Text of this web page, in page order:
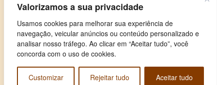
Valorizamos a sua privacidade
Usamos cookies para melhorar sua experiência de
navegação, veicular anúncios ou conteúdo personalizado e
analisar nosso tráfego. Ao clicar em “Aceitar tudo”, você
concorda com o uso de cookies.
Customizar Rejeitar tudo Aceitar tudo